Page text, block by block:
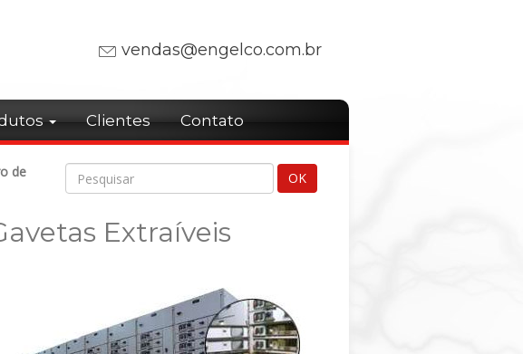
vendas@engelco.com.br
Clientes Contato
de
Extraíveis